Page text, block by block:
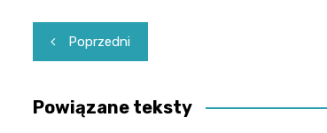
Nawigacja
wpisu
Poprzedni
Powiązane teksty